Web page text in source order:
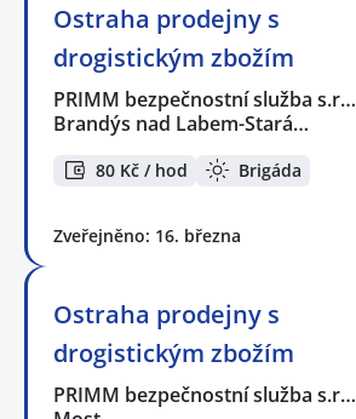
Ostraha prodejny s
drogistickým zbožím
PRIMM bezpečnostní služba s.r…
Brandýs nad Labem-Stará…
80 Kč / hod Brigáda
Zveřejněno: 16. března
Ostraha prodejny s
drogistickým zbožím
PRIMM bezpečnostní služba s.r…